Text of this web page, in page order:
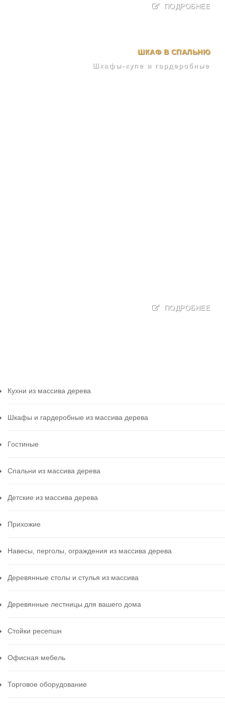
ПОДРОБНЕЕ
ШКАФ В СПАЛЬНЮ
Шкафы-купе и гардеробные
ПОДРОБНЕЕ
Кухни из массива дерева
Шкафы и гардеробные из массива дерева
Гостиные
Спальни из массива дерева
Детские из массива дерева
Прихожие
Навесы, перголы, ограждения из массива дерева
Деревянные столы и стулья из массива
Деревянные лестницы для вашего дома
Стойки ресепшн
Офисная мебель
Торговое оборудование